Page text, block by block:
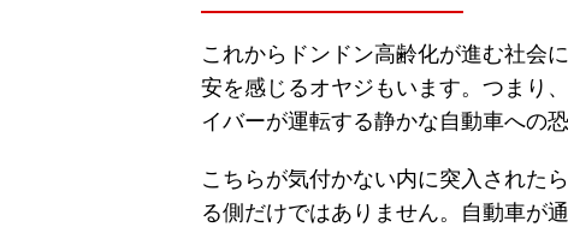
これからドンドン高齢化が進む社会
安を感じるオヤジもいます。つまり
イバーが運転する静かな自動車への恐
こちらが気付かない内に突入された
る側だけではありません。自動車が